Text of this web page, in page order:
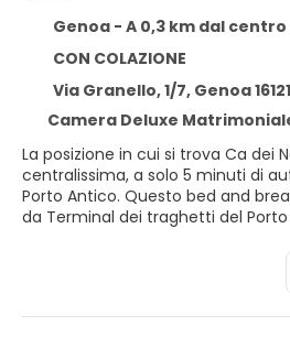
Genoa - A 0,3 km dal centro
CON COLAZIONE
Via Granello, 1/7, Genoa 16121
La posizione in cui si trova Ca dei
centralissima, a solo 5 minuti di
Porto Antico. Questo bed and breakfast si trova a 3,9 km
da Terminal dei traghetti del
Avrai a disposizione una terrazza
paesaggio, nonché il Wi-Fi